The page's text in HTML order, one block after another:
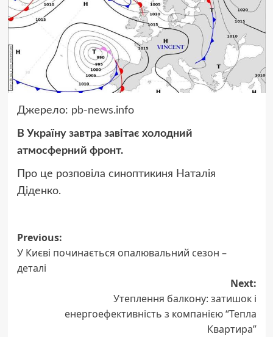
Джерело: pb-news.info
В Україну завтра завітає холодний
атмосферний фронт.
Про це розповіла синоптикиня Наталія
Діденко.
Post
navigation
Previous:
У Києві починається опалювальний сезон –
деталі
Next:
Утеплення балкону: затишок і
енергоефективність з компанією “Тепла
Квартира”